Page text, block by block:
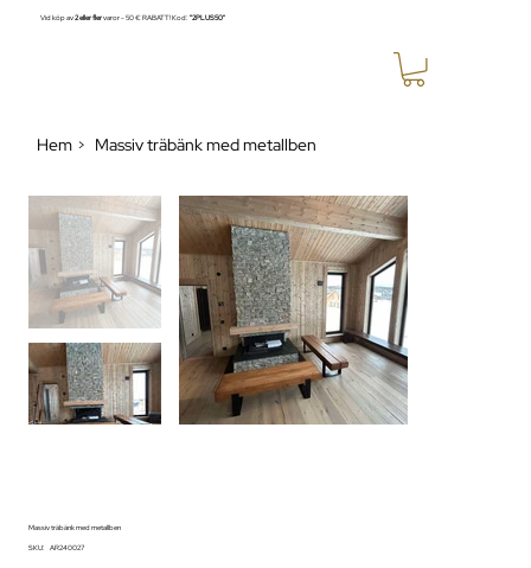
Vid köp av2 eller flervaror - 50 € RABATT! Kod:"2PLUS50"
Hem > Massiv träbänk med metallben
Massiv träbänk med metallben
SKU:
SKU
AR240027